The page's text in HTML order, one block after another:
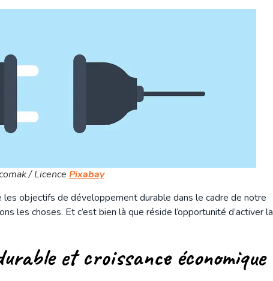
/ Licence Pixabay
objectifs de développement durable dans le cadre de notre
les choses. Et c’est bien là que réside l’opportunité d’activer la
et croissance économique